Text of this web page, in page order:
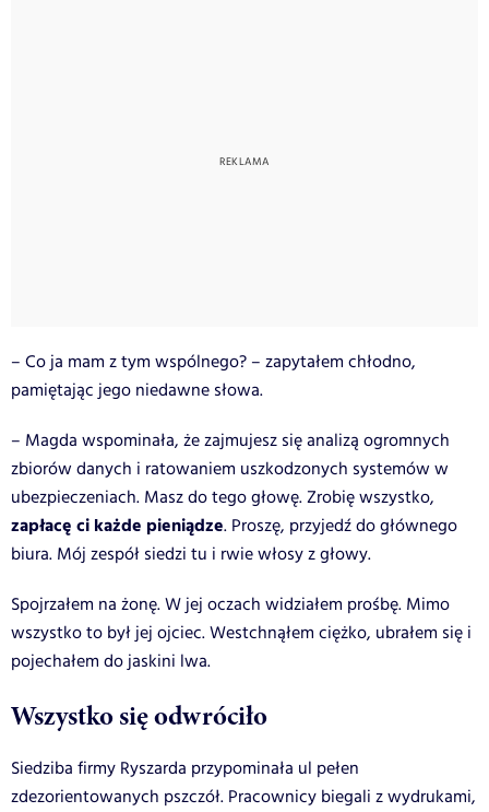
– Co ja mam z tym wspólnego? – zapytałem chłodno,
pamiętając jego niedawne słowa.
– Magda wspominała, że zajmujesz się analizą ogromnych
zbiorów danych i ratowaniem uszkodzonych systemów w
ubezpieczeniach. Masz do tego głowę. Zrobię wszystko,
zapłacę ci każde pieniądze. Proszę, przyjedź do głównego
biura. Mój zespół siedzi tu i rwie włosy z głowy.
Spojrzałem na żonę. W jej oczach widziałem prośbę. Mimo
wszystko to był jej ojciec. Westchnąłem ciężko, ubrałem się i
pojechałem do jaskini lwa.
Wszystko się odwróciło
Siedziba firmy Ryszarda przypominała ul pełen
zdezorientowanych pszczół. Pracownicy biegali z wydrukami,